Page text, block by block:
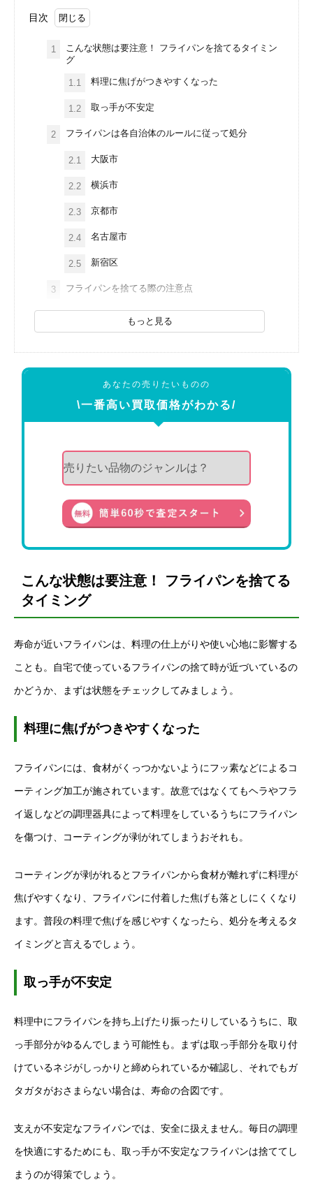
目次
1
こんな状態は要注意！ フライパンを捨てるタイミン
グ
1.1 料理に焦げがつきやすくなった
1.2 取っ手が不安定
2 フライパンは各自治体のルールに従って処分
2.1 大阪市
2.2 横浜市
2.3 京都市
2.4 名古屋市
2.5 新宿区
3 フライパンを捨てる際の注意点
もっと見る
あなたの売りたいものの
\一番高い買取価格がわかる/
こんな状態は要注意！ フライパンを捨てる
タイミング
寿命が近いフライパンは、料理の仕上がりや使い心地に影響する
ことも。自宅で使っているフライパンの捨て時が近づいているの
かどうか、まずは状態をチェックしてみましょう。
料理に焦げがつきやすくなった
フライパンには、食材がくっつかないようにフッ素などによるコ
ーティング加工が施されています。故意ではなくてもヘラやフラ
イ返しなどの調理器具によって料理をしているうちにフライパン
を傷つけ、コーティングが剥がれてしまうおそれも。
コーティングが剥がれるとフライパンから食材が離れずに料理が
焦げやすくなり、フライパンに付着した焦げも落としにくくなり
ます。普段の料理で焦げを感じやすくなったら、処分を考えるタ
イミングと言えるでしょう。
取っ手が不安定
料理中にフライパンを持ち上げたり振ったりしているうちに、取
っ手部分がゆるんでしまう可能性も。まずは取っ手部分を取り付
けているネジがしっかりと締められているか確認し、それでもガ
タガタがおさまらない場合は、寿命の合図です。
支えが不安定なフライパンでは、安全に扱えません。毎日の調理
を快適にするためにも、取っ手が不安定なフライパンは捨ててし
まうのが得策でしょう。